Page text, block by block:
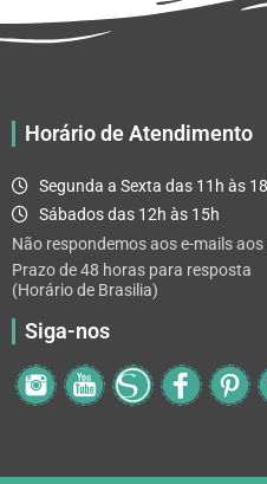
Horário de Atendimento
Segunda a Sexta das 11h às
Sábados das 12h às 15h
Não respondemos aos e-mails
Prazo de 48 horas para resposta
(Horário de Brasilia)
Siga-nos